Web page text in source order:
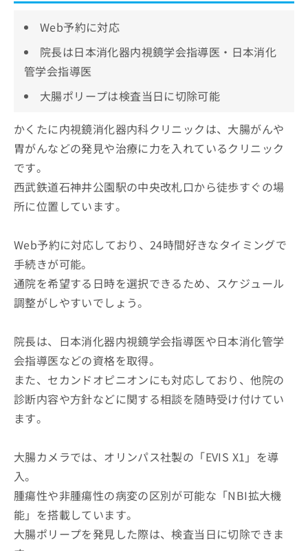
Web予約に対応
院長は日本消化器内視鏡学会指導医・日本消化
管学会指導医
大腸ポリープは検査当日に切除可能
かくたに内視鏡消化器内科クリニックは、大腸がんや
胃がんなどの発見や治療に力を入れているクリニック
です。
西武鉄道石神井公園駅の中央改札口から徒歩すぐの場
所に位置しています。
Web予約に対応しており、24時間好きなタイミングで
手続きが可能。
通院を希望する日時を選択できるため、スケジュール
調整がしやすいでしょう。
院長は、日本消化器内視鏡学会指導医や日本消化管学
会指導医などの資格を取得。
また、セカンドオピニオンにも対応しており、他院の
診断内容や方針などに関する相談を随時受け付けてい
ます。
大腸カメラでは、オリンパス社製の「EVIS X1」を導
入。
腫瘍性や非腫瘍性の病変の区別が可能な「NBI拡大機
能」を搭載しています。
大腸ポリープを発見した際は、検査当日に切除できま